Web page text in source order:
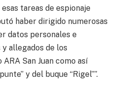
tareas de espionaje
haber dirigido numerosas
datos personales e
allegados de los
San Juan como así
y del buque “Rigel””.